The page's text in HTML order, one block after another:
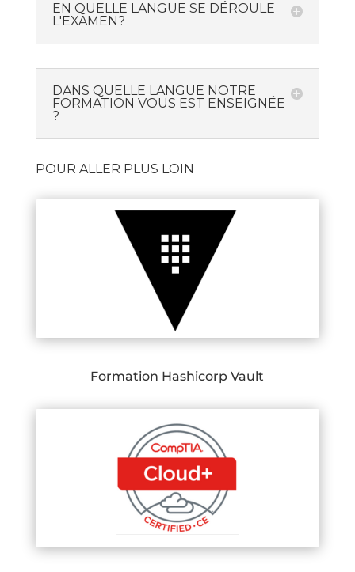
EN QUELLE LANGUE SE DÉROULE
L'EXAMEN?
DANS QUELLE LANGUE NOTRE
FORMATION VOUS EST ENSEIGNÉE
?
POUR ALLER PLUS LOIN
Formation Hashicorp Vault